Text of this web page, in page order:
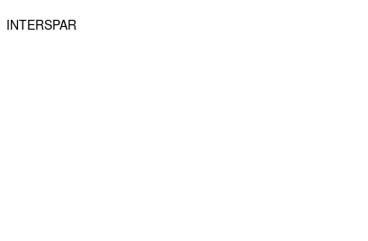
INTERSPAR